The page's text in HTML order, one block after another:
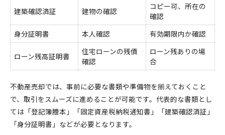
建築確認済証 建物の確認
コピー可、所在の
確認
身分証明書
本人確認 有効期限内か確認
ローン残高証明書
住宅ローンの残債
確認
ローン残ありの場
合
不動産売却では、事前に必要な書類や準備物を揃えておくこと
で、取引をスムーズに進めることが可能です。代表的な書類とし
ては「登記簿謄本」「固定資産税納税通知書」「建築確認済証」
「身分証明書」などが必要となります。